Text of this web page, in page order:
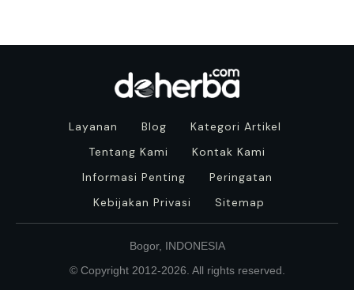
Layanan Blog
Kategori Artikel
Tentang Kami
Kontak Kami
Informasi Penting
Peringatan
Kebijakan Privasi
Sitemap
Bogor, INDONESIA
© Copyright 2012-2026 . All rights reserved.